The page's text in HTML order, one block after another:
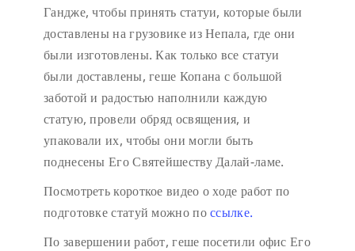
Гандже, чтобы принять статуи, которые были
доставлены на грузовике из Непала, где они
были изготовлены. Как только все статуи
были доставлены, геше Копана с большой
заботой и радостью наполнили каждую
статую, провели обряд освящения, и
упаковали их, чтобы они могли быть
поднесены Его Святейшеству Далай-ламе.
Посмотреть короткое видео о ходе работ по
подготовке статуй можно поссылке.
По завершении работ, геше посетили офис Его